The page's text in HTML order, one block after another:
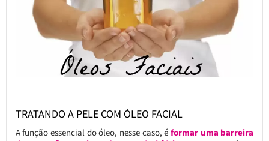
TRATANDO A PELE COM ÓLEO FACIAL
A função essencial do óleo, nesse caso, éformar uma barreira